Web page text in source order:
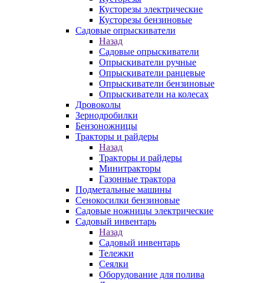
Кусторезы электрические
Кусторезы бензиновые
Садовые опрыскиватели
Назад
Садовые опрыскиватели
Опрыскиватели ручные
Опрыскиватели ранцевые
Опрыскиватели бензиновые
Опрыскиватели на колесах
Дровоколы
Зернодробилки
Бензоножницы
Тракторы и райдеры
Назад
Тракторы и райдеры
Минитракторы
Газонные трактора
Подметальные машины
Сенокосилки бензиновые
Садовые ножницы электрические
Садовый инвентарь
Назад
Садовый инвентарь
Тележки
Сеялки
Оборудование для полива